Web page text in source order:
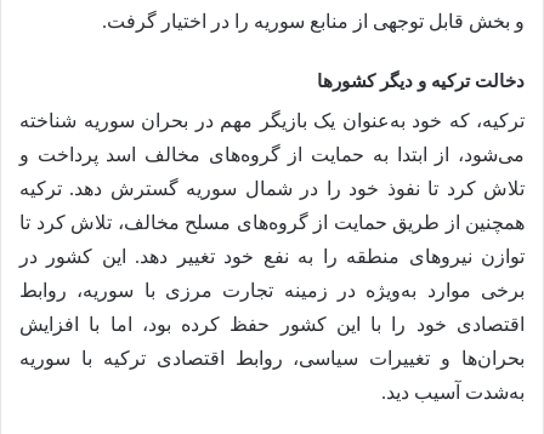
و بخش قابل توجهی از منابع سوریه را در اختیار گرفت.
دخالت ترکیه و دیگر کشورها
ترکیه، که خود به‌عنوان یک بازیگر مهم در بحران سوریه شناخته
می‌شود، از ابتدا به حمایت از گروه‌های مخالف اسد پرداخت و
تلاش کرد تا نفوذ خود را در شمال سوریه گسترش دهد. ترکیه
همچنین از طریق حمایت از گروه‌های مسلح مخالف، تلاش کرد تا
توازن نیروهای منطقه را به نفع خود تغییر دهد. این کشور در
برخی موارد به‌ویژه در زمینه تجارت مرزی با سوریه، روابط
اقتصادی خود را با این کشور حفظ کرده بود، اما با افزایش
بحران‌ها و تغییرات سیاسی، روابط اقتصادی ترکیه با سوریه
به‌شدت آسیب دید.